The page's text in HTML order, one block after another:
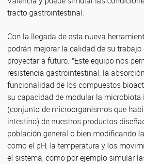
tracto gastrointestinal.
Con la llegada de esta nueva
podrán mejorar la calidad de su trabajo
proyectar a futuro. “Este equipo nos
resistencia gastrointestinal, la
funcionalidad de los compuestos
su capacidad de modular la microbiota
(conjunto de microorganismos que
intestino) de nuestros productos
población general o bien modificando
como el pH, la temperatura y los
el sistema, como por ejemplo simular